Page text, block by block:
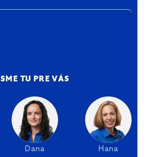
SME TU PRE VÁS
Dana Hana